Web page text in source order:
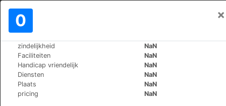
0 ×
zindelijkheid
NaN
Faciliteiten
NaN
Handicap vriendelijk
NaN
Diensten
NaN
Plaats
NaN
pricing
NaN
Wereld>Switzerland
B&B Matterhorn Golf
Wildi, 3928